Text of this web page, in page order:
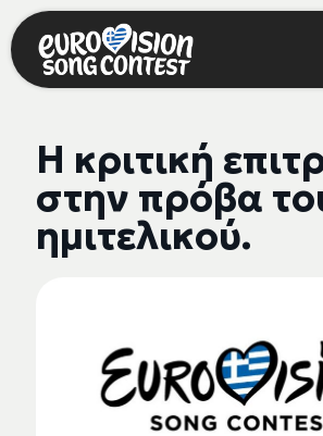
Η κριτική
στην πρόβα
ημιτελικού.